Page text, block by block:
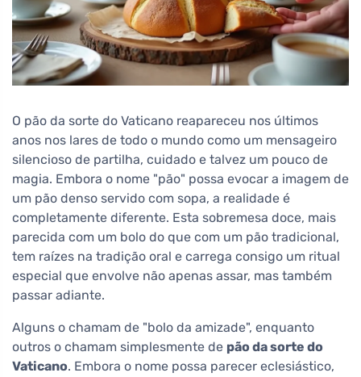
O pão da sorte do Vaticano reapareceu nos últimos
anos nos lares de todo o mundo como um mensageiro
silencioso de partilha, cuidado e talvez um pouco de
magia. Embora o nome "pão" possa evocar a imagem de
um pão denso servido com sopa, a realidade é
completamente diferente. Esta sobremesa doce, mais
parecida com um bolo do que com um pão tradicional,
tem raízes na tradição oral e carrega consigo um ritual
especial que envolve não apenas assar, mas também
passar adiante.
Alguns o chamam de "bolo da amizade", enquanto
outros o chamam simplesmente de pão da sorte do
Vaticano. Embora o nome possa parecer eclesiástico,